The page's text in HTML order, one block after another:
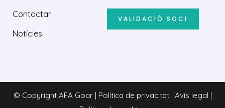
Contactar
Notícies
VALIDACIÓ SOCI
© Copyright AFA Goar | Política de privacitat | Avís legal |